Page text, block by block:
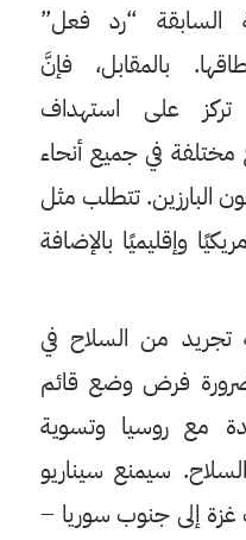
السابقة “رد فعل”
بالمقابل، فإنَّ
تركز على استهداف
مختلفة في جميع أنحاء
البارزين. تتطلب مثل
وإقليميًا بالإضافة
تجريد من السلاح في
فرض وضع قائم
مع روسيا وتسوية
سيمنع سيناريو
إلى جنوب سوريا –